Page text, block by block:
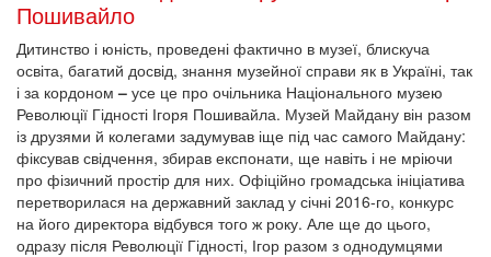
Пошивайло
Дитинство і юність, проведені фактично в музеї, блискуча
освіта, багатий досвід, знання музейної справи як в Україні, так
і за кордоном– усе це про очільника Національного музею
Революції Гідності Ігоря Пошивайла. Музей Майдану він разом
із друзями й колегами задумував іще під час самого Майдану:
фіксував свідчення, збирав експонати, ще навіть і не мріючи
про фізичний простір для них. Офіційно громадська ініціатива
перетворилася на державний заклад у січні 2016-го, конкурс
на його директора відбувся того ж року. Але ще до цього,
одразу після Революції Гідності, Ігор разом з однодумцями